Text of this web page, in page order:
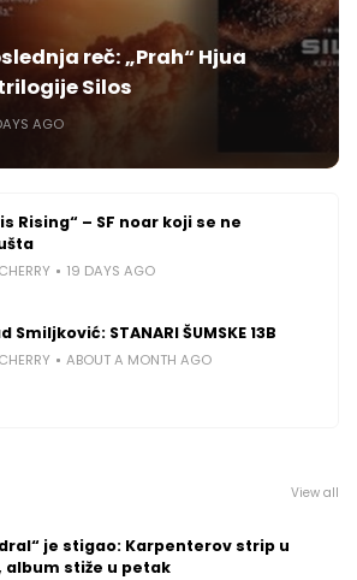
reč: „Prah“ Hjua
Silos
AGO
Rising“ – SF noar koji se ne
19 DAYS AGO
Smiljković: STANARI ŠUMSKE 13B
ABOUT A MONTH AGO
View all
je stigao: Karpenterov strip u
album stiže u petak